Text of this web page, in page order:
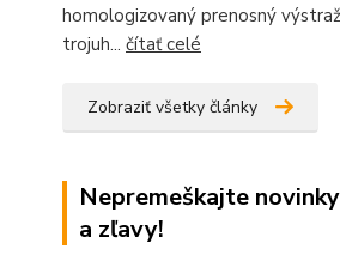
homologizovaný prenosný
trojuh... čítať celé
Zobraziť všetky články
Nepremeškajte
a zľavy!